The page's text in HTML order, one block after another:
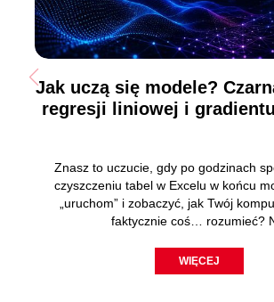
Jak uczą się modele?
regresji liniowej i
Znasz to uczucie, gdy po godzinach
czyszczeniu tabel w Excelu w końcu
„uruchom” i zobaczyć, jak Twój
faktycznie coś… rozumieć?
WIĘCEJ